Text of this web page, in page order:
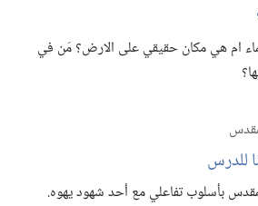
ام هي مكان حقيقي على الارض؟‏ مَن في
للدرس
بأسلوب تفاعلي مع أحد شهود يهوه.‏